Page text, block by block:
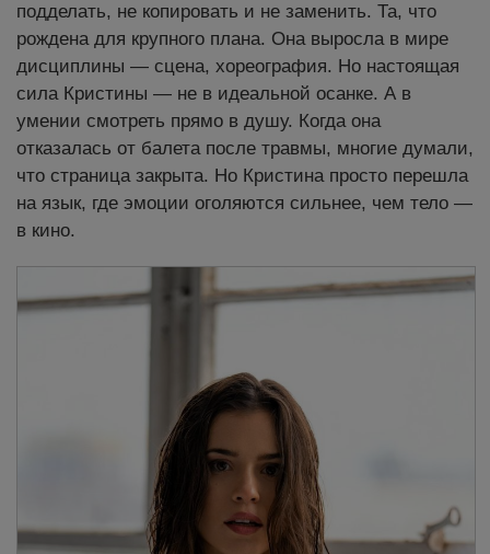
подделать, не копировать и не заменить. Та, что
рождена для крупного плана. Она выросла в мире
дисциплины — сцена, хореография. Но настоящая
сила Кристины — не в идеальной осанке. А в
умении смотреть прямо в душу. Когда она
отказалась от балета после травмы, многие думали,
что страница закрыта. Но Кристина просто перешла
на язык, где эмоции оголяются сильнее, чем тело —
в кино.